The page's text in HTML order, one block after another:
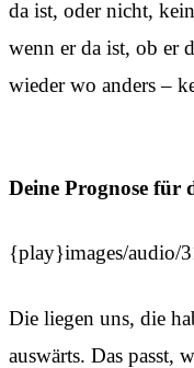
da ist, oder nicht,
wenn er da ist, ob er
wieder wo anders –
Deine Prognose für
{play}images/audio/
Die liegen uns, die
auswärts. Das passt,